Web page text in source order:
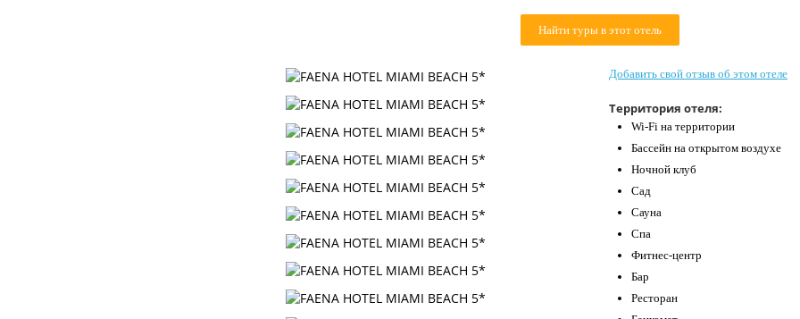
Найти туры в этот отель
Добавить свой отзыв об этом отеле
Территория отеля:
Wi-Fi на территории
Бассейн на открытом воздухе
Ночной клуб
Сад
Сауна
Спа
Фитнес-центр
Бар
Ресторан